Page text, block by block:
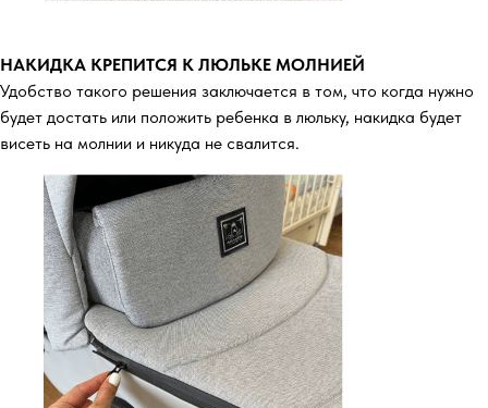
НАКИДКА КРЕПИТСЯ К ЛЮЛЬКЕ МОЛНИЕЙ
Удобство такого решения заключается в том, что когда нужно
будет достать или положить ребенка в люльку, накидка будет
висеть на молнии и никуда не свалится.